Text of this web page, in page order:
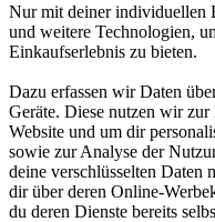
Nur mit deiner individuellen
und weitere Technologien,
Einkaufserlebnis zu bieten.
Dazu erfassen wir Daten
Geräte. Diese nutzen wir
Website und um dir
sowie zur Analyse der
deine verschlüsselten Daten
dir über deren Online-
du deren Dienste bereits